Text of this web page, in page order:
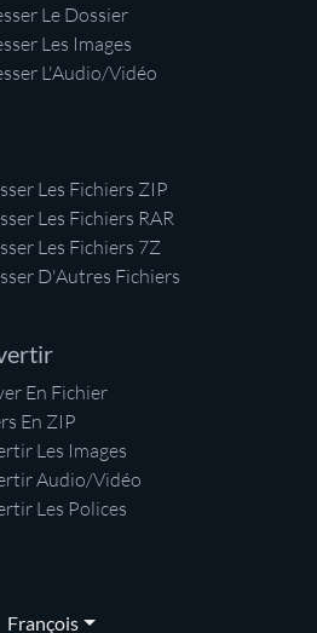
Le Dossier
Les Images
L'Audio/Vidéo
Les Fichiers ZIP
Les Fichiers RAR
Les Fichiers 7Z
D'Autres Fichiers
En Fichier
En ZIP
Les Images
Audio/Vidéo
Les Polices
François